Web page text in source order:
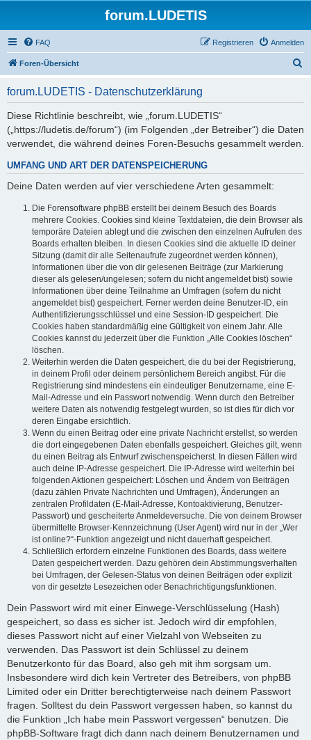
forum.LUDETIS
FAQ Anmelden
Registrieren
Foren-Übersicht
forum.LUDETIS - Datenschutzerklärung
Diese Richtlinie beschreibt, wie „forum.LUDETIS“
(„https://ludetis.de/forum“) (im Folgenden „der Betreiber“) die Daten
verwendet, die während deines Foren-Besuchs gesammelt werden.
UMFANG UND ART DER DATENSPEICHERUNG
Deine Daten werden auf vier verschiedene Arten gesammelt:
Die Forensoftware phpBB erstellt bei deinem Besuch des Boards
mehrere Cookies. Cookies sind kleine Textdateien, die dein Browser als
temporäre Dateien ablegt und die zwischen den einzelnen Aufrufen des
Boards erhalten bleiben. In diesen Cookies sind die aktuelle ID deiner
Sitzung (damit dir alle Seitenaufrufe zugeordnet werden können),
Informationen über die von dir gelesenen Beiträge (zur Markierung
dieser als gelesen/ungelesen; sofern du nicht angemeldet bist) sowie
Informationen über deine Teilnahme an Umfragen (sofern du nicht
angemeldet bist) gespeichert. Ferner werden deine Benutzer-ID, ein
Authentifizierungsschlüssel und eine Session-ID gespeichert. Die
Cookies haben standardmäßig eine Gültigkeit von einem Jahr. Alle
Cookies kannst du jederzeit über die Funktion „Alle Cookies löschen“
löschen.
Weiterhin werden die Daten gespeichert, die du bei der Registrierung,
in deinem Profil oder deinem persönlichem Bereich angibst. Für die
Registrierung sind mindestens ein eindeutiger Benutzername, eine E-
Mail-Adresse und ein Passwort notwendig. Wenn durch den Betreiber
weitere Daten als notwendig festgelegt wurden, so ist dies für dich vor
deren Eingabe ersichtlich.
Wenn du einen Beitrag oder eine private Nachricht erstellst, so werden
die dort eingegebenen Daten ebenfalls gespeichert. Gleiches gilt, wenn
du einen Beitrag als Entwurf zwischenspeicherst. In diesen Fällen wird
auch deine IP-Adresse gespeichert. Die IP-Adresse wird weiterhin bei
folgenden Aktionen gespeichert: Löschen und Ändern von Beiträgen
(dazu zählen Private Nachrichten und Umfragen), Änderungen an
zentralen Profildaten (E-Mail-Adresse, Kontoaktivierung, Benutzer-
Passwort) und gescheiterte Anmeldeversuche. Die von deinem Browser
übermittelte Browser-Kennzeichnung (User Agent) wird nur in der „Wer
ist online?“-Funktion angezeigt und nicht dauerhaft gespeichert.
Schließlich erfordern einzelne Funktionen des Boards, dass weitere
Daten gespeichert werden. Dazu gehören dein Abstimmungsverhalten
bei Umfragen, der Gelesen-Status von deinen Beiträgen oder explizit
von dir gesetzte Lesezeichen oder Benachrichtigungsfunktionen.
Dein Passwort wird mit einer Einwege-Verschlüsselung (Hash)
gespeichert, so dass es sicher ist. Jedoch wird dir empfohlen,
dieses Passwort nicht auf einer Vielzahl von Webseiten zu
verwenden. Das Passwort ist dein Schlüssel zu deinem
Benutzerkonto für das Board, also geh mit ihm sorgsam um.
Insbesondere wird dich kein Vertreter des Betreibers, von phpBB
Limited oder ein Dritter berechtigterweise nach deinem Passwort
fragen. Solltest du dein Passwort vergessen haben, so kannst du
die Funktion „Ich habe mein Passwort vergessen“ benutzen. Die
phpBB-Software fragt dich dann nach deinem Benutzernamen und